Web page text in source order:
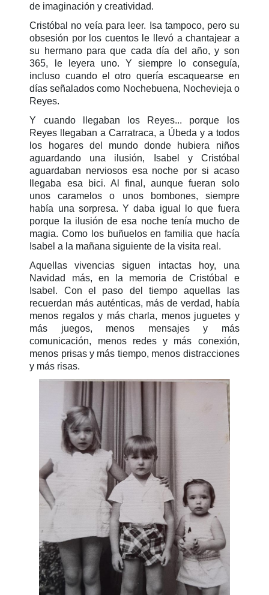
de imaginación y creatividad.
Cristóbal no veía para leer. Isa tampoco, pero su
obsesión por los cuentos le llevó a chantajear a
su hermano para que cada día del año, y son
365, le leyera uno. Y siempre lo conseguía,
incluso cuando el otro quería escaquearse en
días señalados como Nochebuena, Nochevieja o
Reyes.
Y cuando llegaban los Reyes... porque los
Reyes llegaban a Carratraca, a Úbeda y a todos
los hogares del mundo donde hubiera niños
aguardando una ilusión, Isabel y Cristóbal
aguardaban nerviosos esa noche por si acaso
llegaba esa bici. Al final, aunque fueran solo
unos caramelos o unos bombones, siempre
había una sorpresa. Y daba igual lo que fuera
porque la ilusión de esa noche tenía mucho de
magia. Como los buñuelos en familia que hacía
Isabel a la mañana siguiente de la visita real.
Aquellas vivencias siguen intactas hoy, una
Navidad más, en la memoria de Cristóbal e
Isabel. Con el paso del tiempo aquellas las
recuerdan más auténticas, más de verdad, había
menos regalos y más charla, menos juguetes y
más juegos, menos mensajes y más
comunicación, menos redes y más conexión,
menos prisas y más tiempo, menos distracciones
y más risas.